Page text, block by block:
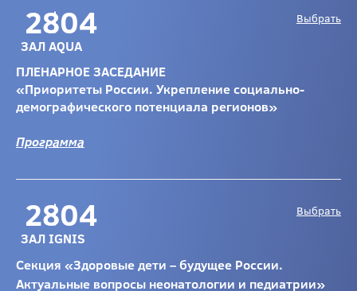
2804
ЗАЛ AQUA
ПЛЕНАРНОЕ ЗАСЕДАНИЕ
«Приоритеты России. Укрепление социально-
демографического потенциала регионов»
Программа
Выбрать
2804
ЗАЛ IGNIS
Секция «Здоровые дети – будущее России.
Актуальные вопросы неонатологии и педиатрии»
Выбрать